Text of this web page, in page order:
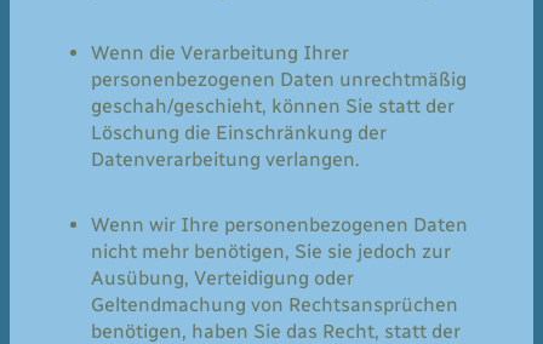
Wenn die Verarbeitung Ihrer
personenbezogenen Daten unrechtmäßig
geschah/geschieht, können Sie statt der
Löschung die Einschränkung der
Datenverarbeitung verlangen.
Wenn wir Ihre personenbezogenen Daten
nicht mehr benötigen, Sie sie jedoch zur
Ausübung, Verteidigung oder
Geltendmachung von Rechtsansprüchen
benötigen, haben Sie das Recht, statt der